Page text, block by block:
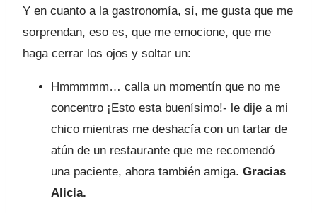
Y en cuanto a la gastronomía, sí, me gusta que me
sorprendan, eso es, que me emocione, que me
haga cerrar los ojos y soltar un:
Hmmmmm… calla un momentín que no me
concentro ¡Esto esta buenísimo!- le dije a mi
chico mientras me deshacía con un tartar de
atún de un restaurante que me recomendó
una paciente, ahora también amiga. Gracias
Alicia.